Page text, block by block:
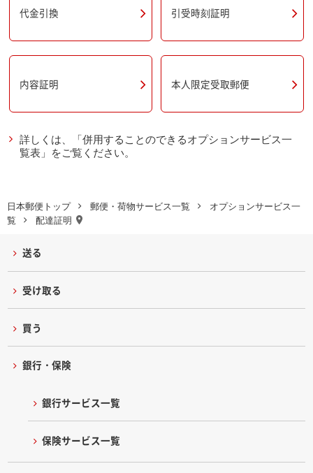
日本郵便トップ 郵便・荷物サービス一覧
オプションサービス一
覧
配達証明
代金引換 引受時刻証明
内容証明 本人限定受取郵便
詳しくは、「併用することのできるオプションサービス一
覧表」をご覧ください。
送る
受け取る
買う
銀行・保険
銀行サービス一覧
保険サービス一覧